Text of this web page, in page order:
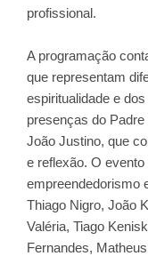
profissional.
A programação
que representam
espiritualidade e
presenças do
João Justino, que
e reflexão. O
empreendedorismo
Thiago Nigro, João
Valéria, Tiago
Fernandes,